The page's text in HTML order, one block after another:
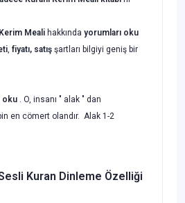
Meali hakkında yorumları oku
, fiyatı, satış şartları bilgiyi geniş bir
oku . O, insanı " alak " dan
en cömert olandır. Alak 1-2
Kuran Dinleme Özelliği